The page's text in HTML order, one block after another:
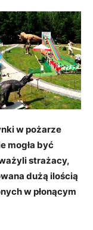
w pożarze
mogła być
strażacy,
dużą ilością
w płonącym